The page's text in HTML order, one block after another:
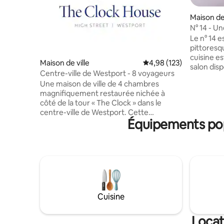
Maison de ville Évaluation moyenne
4,98 (123)
Centre-ville de Westport - 8 voyageurs
Une maison de ville de 4 chambres
magnifiquement restaurée nichée à
côté de la tour « The Clock » dans le
centre-ville de Westport. Cette
propriété des années 1800 regorge de
caractère et de charme du vieux monde.
apparente, des fenêtres à guillotine et
des murs traditionnels en crépi de chaux.
« The Clock House » rayonne avec un
caractère original authentique. Elle est
connexion haut débit par fibre optique et
Maison
N° 14 -
Westport
Le n° 14
cuisine
salon
y a un
Internet
vélos et
Équipements
Cuisine